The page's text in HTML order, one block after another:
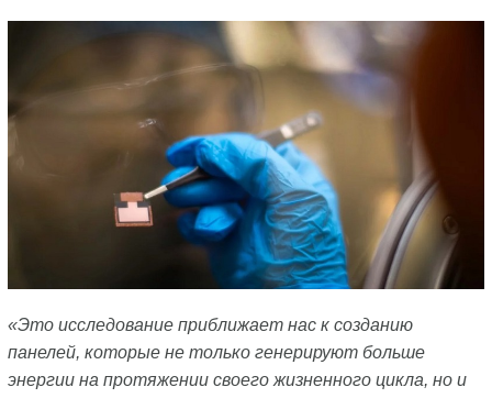
«Это исследование приближает нас к созданию
панелей, которые не только генерируют больше
энергии на протяжении своего жизненного цикла, но и